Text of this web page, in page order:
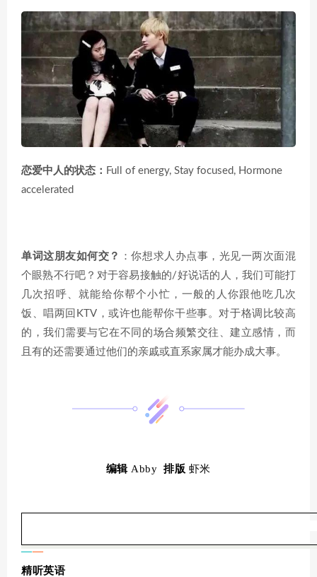
恋爱中人的状态： Full of energy, Stay focused, Hormone
accelerated
单词这朋友如何交？
：你想求人办点事，光见一两次面混
个眼熟不行吧？对于容易接触的/好说话的人，我们可能打
几次招呼、就能给你帮个小忙，一般的人你跟他吃几次
饭、唱两回KTV，或许也能帮你干些事。对于格调比较高
的，我们需要与它在不同的场合频繁交往、建立感情，而
且有的还需要通过他们的亲戚或直系家属才能办成大事。
编辑Abby排版 虾米
——
精听英语